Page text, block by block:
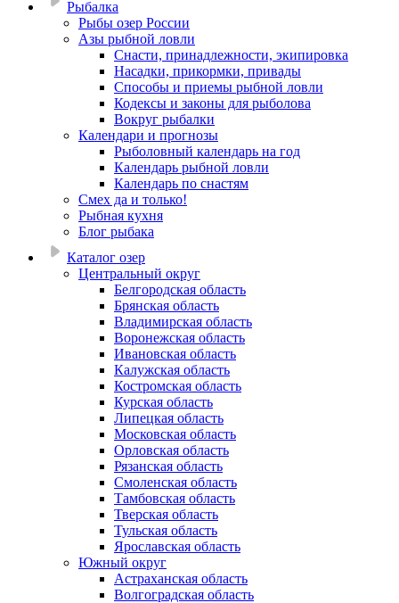
Рыбалка
Рыбы озер России
Азы рыбной ловли
Снасти, принадлежности, экипировка
Насадки, прикормки, привады
Способы и приемы рыбной ловли
Кодексы и законы для рыболова
Вокруг рыбалки
Календари и прогнозы
Рыболовный календарь на год
Календарь рыбной ловли
Календарь по снастям
Смех да и только!
Рыбная кухня
Блог рыбака
Каталог озер
Центральный округ
Белгородская область
Брянская область
Владимирская область
Воронежская область
Ивановская область
Калужская область
Костромская область
Курская область
Липецкая область
Московская область
Орловская область
Рязанская область
Смоленская область
Тамбовская область
Тверская область
Тульская область
Ярославская область
Южный округ
Астраханская область
Волгоградская область